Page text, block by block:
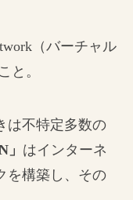
（バーチャル
と。
は不特定多数の
」 はインターネ
を構築し、その